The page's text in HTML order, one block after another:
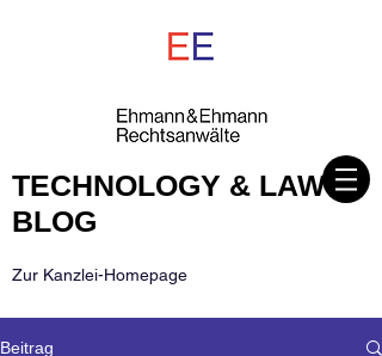
TECHNOLOGY & LAW
BLOG
Zur Kanzlei-Homepage
Beitrag